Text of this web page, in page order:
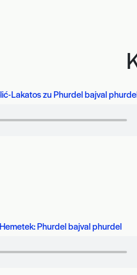
Lakatos zu Phurdel bajval
Phurdel bajval phurdel